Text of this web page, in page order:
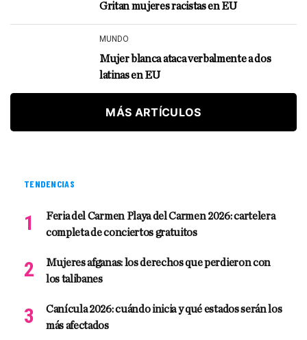
Gritan mujeres racistas en EU
MUNDO
Mujer blanca ataca verbalmente a dos
latinas en EU
MÁS ARTÍCULOS
TENDENCIAS
Feria del Carmen Playa del Carmen 2026: cartelera
completa de conciertos gratuitos
Mujeres afganas: los derechos que perdieron con
los talibanes
Canícula 2026: cuándo inicia y qué estados serán los
más afectados